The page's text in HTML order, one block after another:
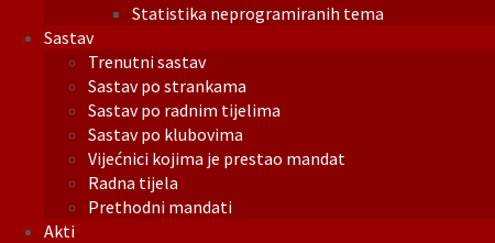
Statistika neprogramiranih tema
Sastav
Trenutni sastav
Sastav po strankama
Sastav po radnim tijelima
Sastav po klubovima
Vijećnici kojima je prestao mandat
Radna tijela
Prethodni mandati
Akti